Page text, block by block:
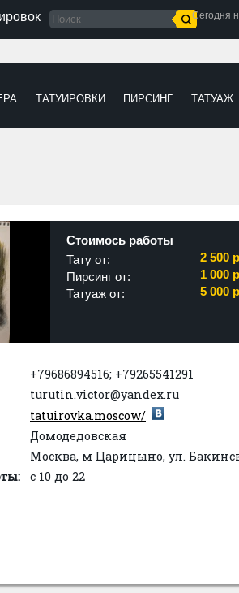
Сегодня
ТАТУИРОВКИ ПИРСИНГ ТАТУАЖ
Стоимось работы
Тату от:
2 500
Пирсинг от:
1 000
Татуаж от:
5 000
+79686894516; +79265541291
turutin.victor@yandex.ru
tatuirovka.moscow/
Домодедовская
Москва, м Царицыно, ул.
с 10 до 22